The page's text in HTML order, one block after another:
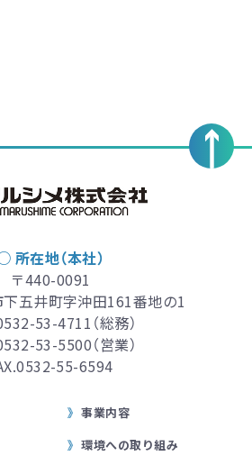
所在地（本社）
〒440-0091
五井町字沖田161番地の1
53-4711 （総務）
53-5500（営業）
55-6594
事業内容
環境への取り組み